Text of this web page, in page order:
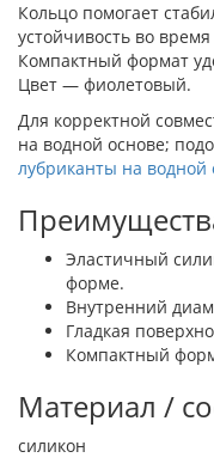
Кольцо помогает
устойчивость во
Компактный формат
Цвет — фиолетовый.
Для корректной
на водной основе;
лубриканты на водной
Эластичный
форме.
Внутренний
Гладкая
Компактный
Материал /
силикон